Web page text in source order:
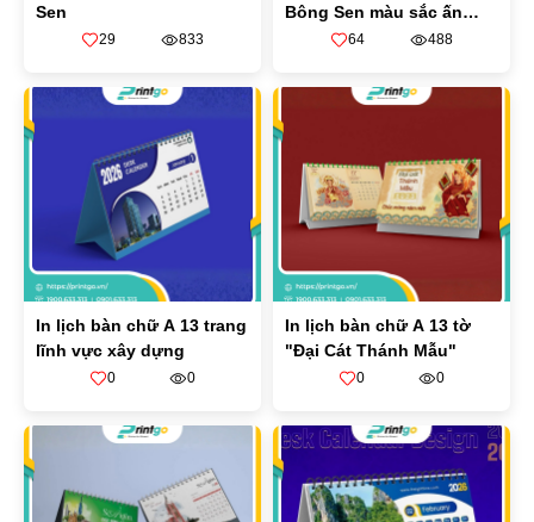
Sen
29 833
Bông Sen màu sắc ấn
tượng
64 488
In lịch bàn chữ A 13 trang
lĩnh vực xây dựng
0 0
In lịch bàn chữ A 13 tờ
"Đại Cát Thánh Mẫu"
0 0